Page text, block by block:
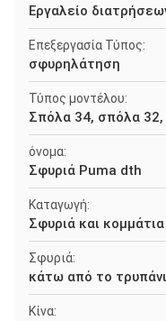
Εργαλείο
Επεξεργασία Τύπος:
σφυρηλάτηση
Τύπος μοντέλου:
Σπόλα 34, σπόλα 32,
όνομα:
Σφυριά Puma dth
Καταγωγή:
Σφυριά και
Σφυριά:
κάτω από το
Κίνα: